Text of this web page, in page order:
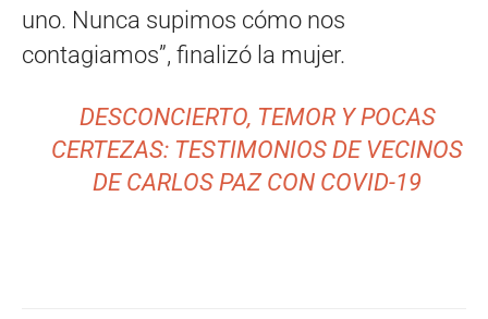
uno. Nunca supimos cómo nos
contagiamos”, finalizó la mujer.
DESCONCIERTO, TEMOR Y POCAS
CERTEZAS: TESTIMONIOS DE VECINOS
DE CARLOS PAZ CON COVID-19